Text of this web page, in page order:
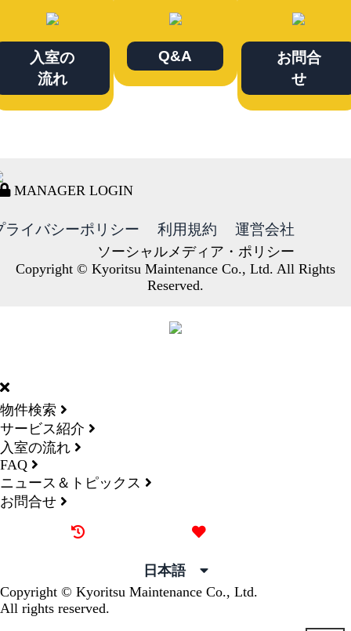
入室の
流れ
Q&A
お問合
せ
MANAGER LOGIN
ライバシーポリシー 利用規約 運営会社
ソーシャルメディア・ポリシー
Copyright © Kyoritsu Maintenance Co., Ltd. All Rights
Reserved.
物件検索
サービス紹介
入室の流れ
FAQ
ニュース＆トピックス
お問合せ
日本語
Copyright © Kyoritsu Maintenance Co., Ltd.
All rights reserved.